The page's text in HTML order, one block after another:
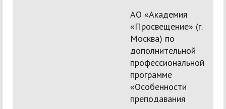
АО «Академия
«Просвещение» (г.
Москва) по
дополнительной
профессиональной
программе
«Особенности
преподавания